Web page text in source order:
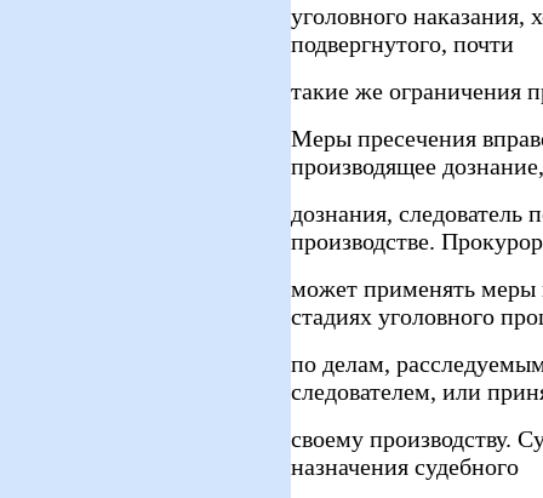
уголовного наказания,
подвергнутого, почти
такие же ограничения
Меры пресечения
производящее
дознания, следователь
производстве. Прокурор
может применять меры
стадиях уголовного
по делам,
следователем, или
своему производству.
назначения судебного